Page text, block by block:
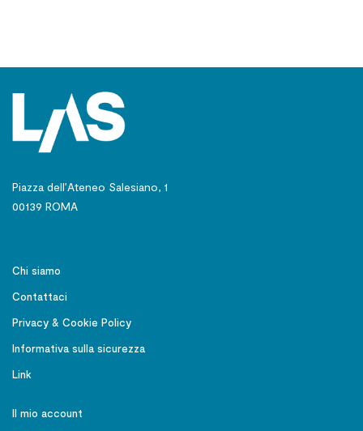
Piazza dell’Ateneo Salesiano, 1
00139 ROMA
Chi siamo
Contattaci
Privacy & Cookie Policy
Informativa sulla sicurezza
Link
Il mio account